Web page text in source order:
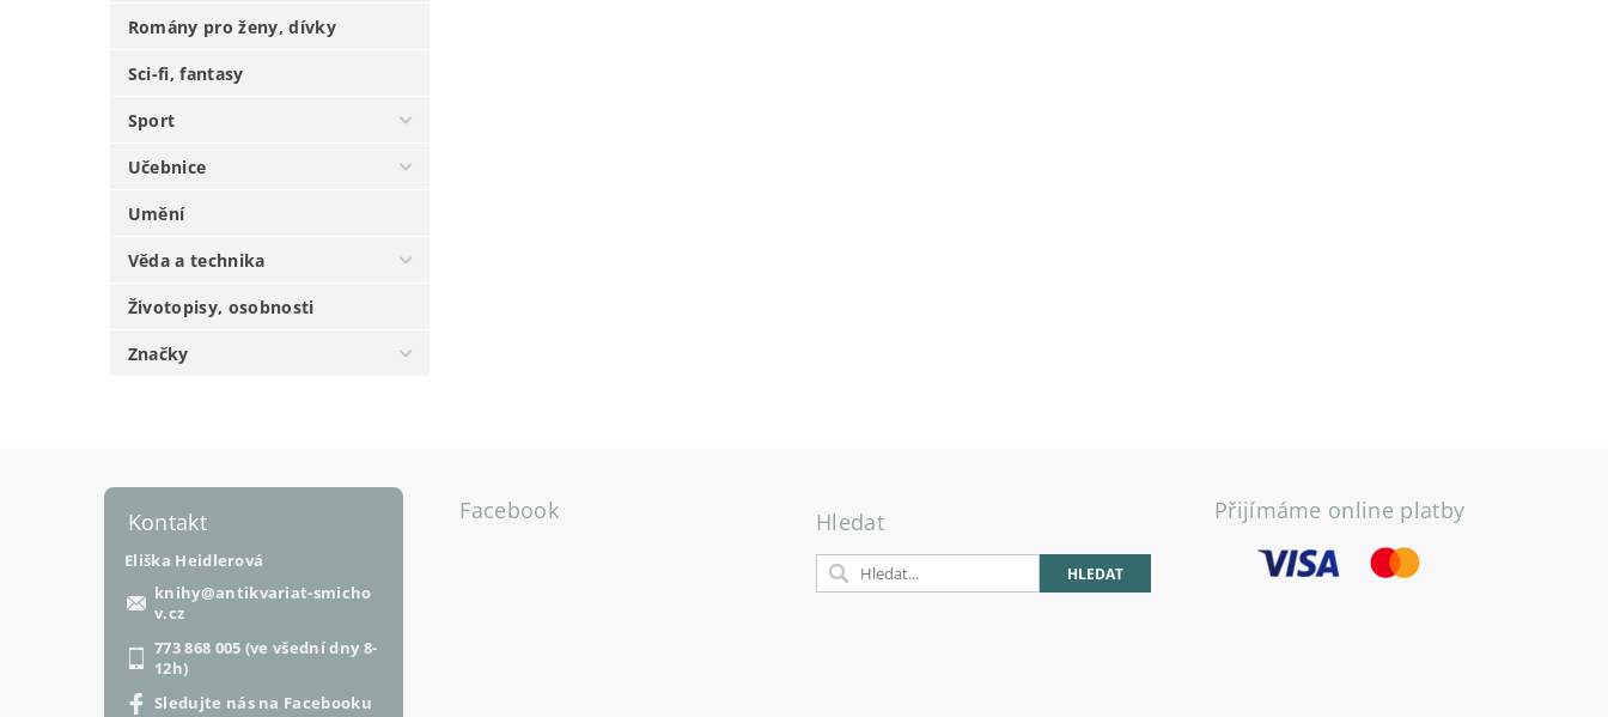
Romány pro ženy, dívky
Sci-fi, fantasy
Sport
Učebnice
Umění
Věda a technika
Životopisy, osobnosti
Značky
Kontakt
Eliška Heidlerová
knihy@antikvariat-smicho
v.cz
773 868 005 (ve všední dny 8-
12h)
Sledujte nás na Facebooku
Facebook Hledat Přijímáme online platby